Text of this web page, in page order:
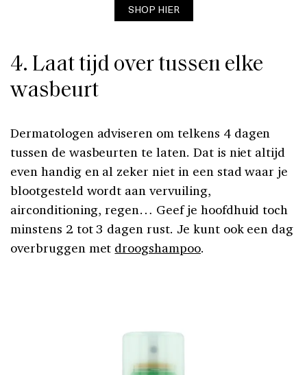
SHOP HIER
4. Laat tijd over tussen elke
wasbeurt
Dermatologen adviseren om telkens 4 dagen
tussen de wasbeurten te laten. Dat is niet altijd
even handig en al zeker niet in een stad waar je
blootgesteld wordt aan vervuiling,
airconditioning, regen… Geef je hoofdhuid toch
minstens 2 tot 3 dagen rust. Je kunt ook een dag
overbruggen met droogshampoo.